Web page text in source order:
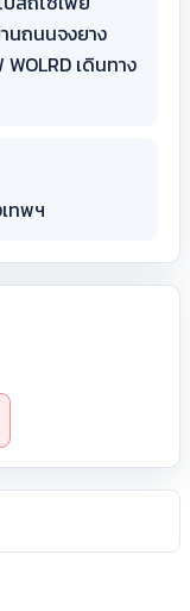
นถนนจงยาง
เดินทาง
ทพฯ